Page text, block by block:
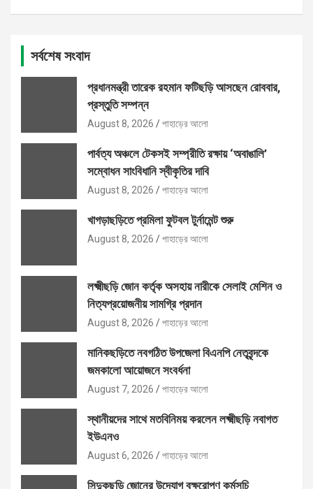
সর্বশেষ সংবাদ
প্রধানমন্ত্রী তারেক রহমান ফটিছড়ি আসছেন রোববার,
প্রস্তুতি সম্পন্ন
August 8, 2026 পাহাড়ের আলো
পার্বত্য অঞ্চলে টেকসই সম্প্রীতি রক্ষায় ‘অবাঙালি’
সম্বোধন সাংবিধানি স্বীকৃতির দাবি
August 8, 2026 পাহাড়ের আলো
খাগড়াছড়িতে প্রমিলা ফুটবল টুর্নামেন্ট শুরু
August 8, 2026 পাহাড়ের আলো
লক্ষ্মীছড়ি জোন কর্তৃক অসহায় নারীকে সেলাই মেশিন ও
নিত্যপ্রয়োজনীয় সামগ্রি প্রদান
August 8, 2026 পাহাড়ের আলো
মানিকছড়িতে নবগঠিত উপজেলা বিএনপি নেতৃবৃন্দকে
জমকালো আয়োজনে সংবর্ধনা
August 7, 2026 পাহাড়ের আলো
স্থানীয়দের সাথে মতবিনিময় করলেন লক্ষ্মীছড়ি নবাগত
ইউএনও
August 6, 2026 পাহাড়ের আলো
সিন্দুকছড়ি জোনের উদ্যোগ বৃক্ষরোপণ কর্মসূচি